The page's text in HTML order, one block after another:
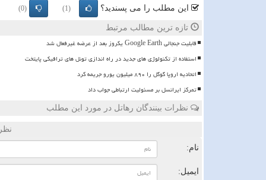
این مطلب را می پسندید؟ (1)
(0)
تازه ترین مطالب مرتبط
قابلیت جنجالی Google Earth یکروز بعد از عرضه غیرفعال شد
استفاده از تکنولوژی های جدید در راه اندازی تونل های ترافیکی پایتخت
اتحادیه اروپا گوگل را ۸۹۰ میلیون یورو جریمه کرد
تمرکز ایرانسل بر مسئولیت ارتباطی جواب داد
نظرات بینندگان رهاتل در مورد این مطلب
نام:
ایمیل: